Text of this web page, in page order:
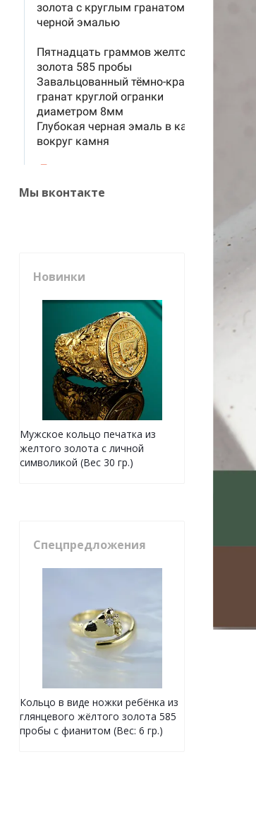
Мы вконтакте
Новинки
Мужское кольцо печатка из
желтого золота с личной
символикой (Вес 30 гр.)
Спецпредложения
Кольцо в виде ножки ребёнка из
глянцевого жёлтого золота 585
пробы с фианитом (Вес: 6 гр.)